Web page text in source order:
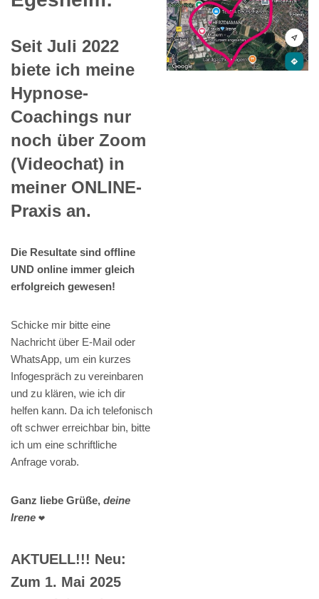
Seit Juli 2022
biete ich meine
Hypnose-
Coachings nur
noch über Zoom
(Videochat) in
meiner ONLINE-
Praxis an.
Die Resultate sind offline
UND online immer gleich
erfolgreich gewesen!
Schicke mir bitte eine
Nachricht über E-Mail oder
WhatsApp, um ein kurzes
Infogespräch zu vereinbaren
und zu klären, wie ich dir
helfen kann. Da ich telefonisch
oft schwer erreichbar bin, bitte
ich um eine schriftliche
Anfrage vorab.
Ganz liebe Grüße, deine
Irene ❤️
AKTUELL!!! Neu:
Zum 1. Mai 2025